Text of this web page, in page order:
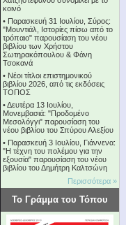
κοινό
• Παρασκευή 31 Ιουλίου, Σύρος:
"Μουντιάλ, Ιστορίες πίσω από το
τρόπαιο" παρουσίαση του νέου
βιβλίου των Χρήστου
Σωτηρακόπουλου & Φάνη
Τσοκανά
• Νέοι τίτλοι επιστημονικού
βιβλίου 2026, από τις εκδόσεις
ΤΟΠΟΣ
•Δευτέρα 13 Ιουλίου,
Μονεμβασιά: "Προδομένο
Μεσολόγγι" παρουσίαση του
νέου βιβλίου του Σπύρου Αλεξίου
• Παρασκευή 3 Ιουλίου, Γιάννενα:
"Η τέχνη του πολέμου για την
εξουσία" παρουσίαση του νέου
βιβλίου του Δημήτρη Καλτσώνη
Περισσότερα »
Το Γράμμα του Τόπου